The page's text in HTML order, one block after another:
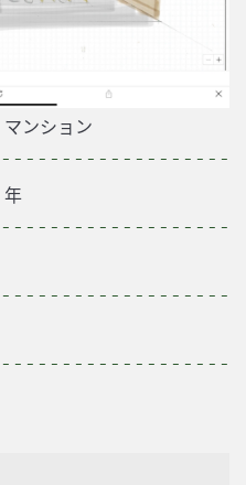
マンション
年